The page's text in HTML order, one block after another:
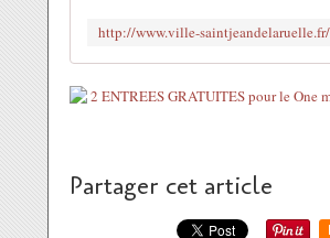
Partager cet article